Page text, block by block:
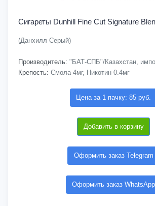
Сигареты Dunhill Fine Cut Signature
(Данхилл Серый)
Производитель: "БАТ-СПБ"/Казахстан,
Крепость: Смола-4мг, Никотин-0.4мг
Цена за 1 пачку: 85 руб.
Добавить в корзину
Оформить заказ Telegram
Оформить заказ WhatsApp